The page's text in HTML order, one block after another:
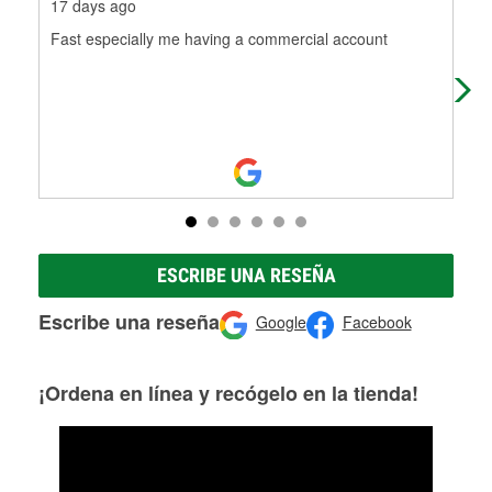
17 days ago
Fast especially me having a commercial account
ESCRIBE UNA RESEÑA
Escribe una reseña Google Facebook
¡Ordena en línea y recógelo en la tienda!